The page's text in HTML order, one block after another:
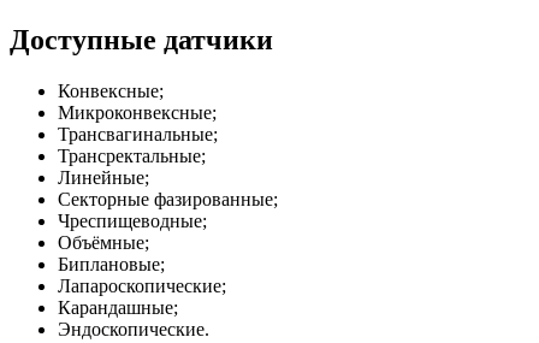
Доступные датчики
Конвексные;
Микроконвексные;
Трансвагинальные;
Трансректальные;
Линейные;
Секторные фазированные;
Чреспищеводные;
Объёмные;
Биплановые;
Лапароскопические;
Карандашные;
Эндоскопические.